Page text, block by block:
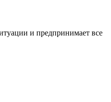
и предпринимает все